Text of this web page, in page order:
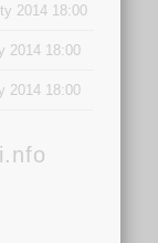
2014 18:00
2014 18:00
2014 18:00